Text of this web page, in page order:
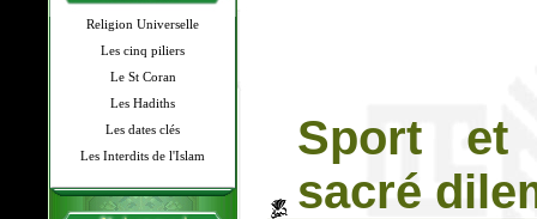
Religion Universelle
Les cinq piliers
Le St Coran
Les Hadiths
Les dates clés
Les Interdits de l'Islam
Sport et
sacré